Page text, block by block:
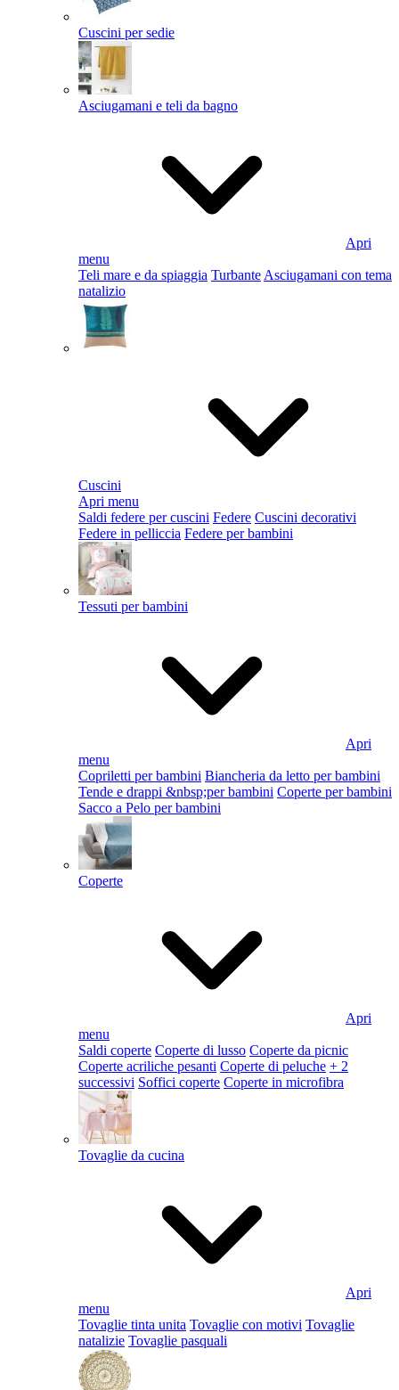
Cuscini per sedie
Asciugamani e teli da bagno
Apri
menu
Teli mare e da spiaggia Turbante Asciugamani con tema
natalizio
Cuscini
Apri menu
Saldi federe per cuscini Federe Cuscini decorativi
Federe in pelliccia Federe per bambini
Tessuti per bambini
Apri
menu
Copriletti per bambini Biancheria da letto per bambini
Tende e drappi &nbsp;per bambini Coperte per bambini
Sacco a Pelo per bambini
Coperte
Apri
menu
Saldi coperte Coperte di lusso Coperte da picnic
Coperte acriliche pesanti Coperte di peluche + 2
successivi Soffici coperte Coperte in microfibra
Tovaglie da cucina
Apri
menu
Tovaglie tinta unita Tovaglie con motivi Tovaglie
natalizie Tovaglie pasquali